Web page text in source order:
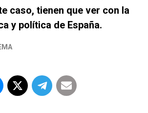
caso, tienen que ver con la
y política de España.